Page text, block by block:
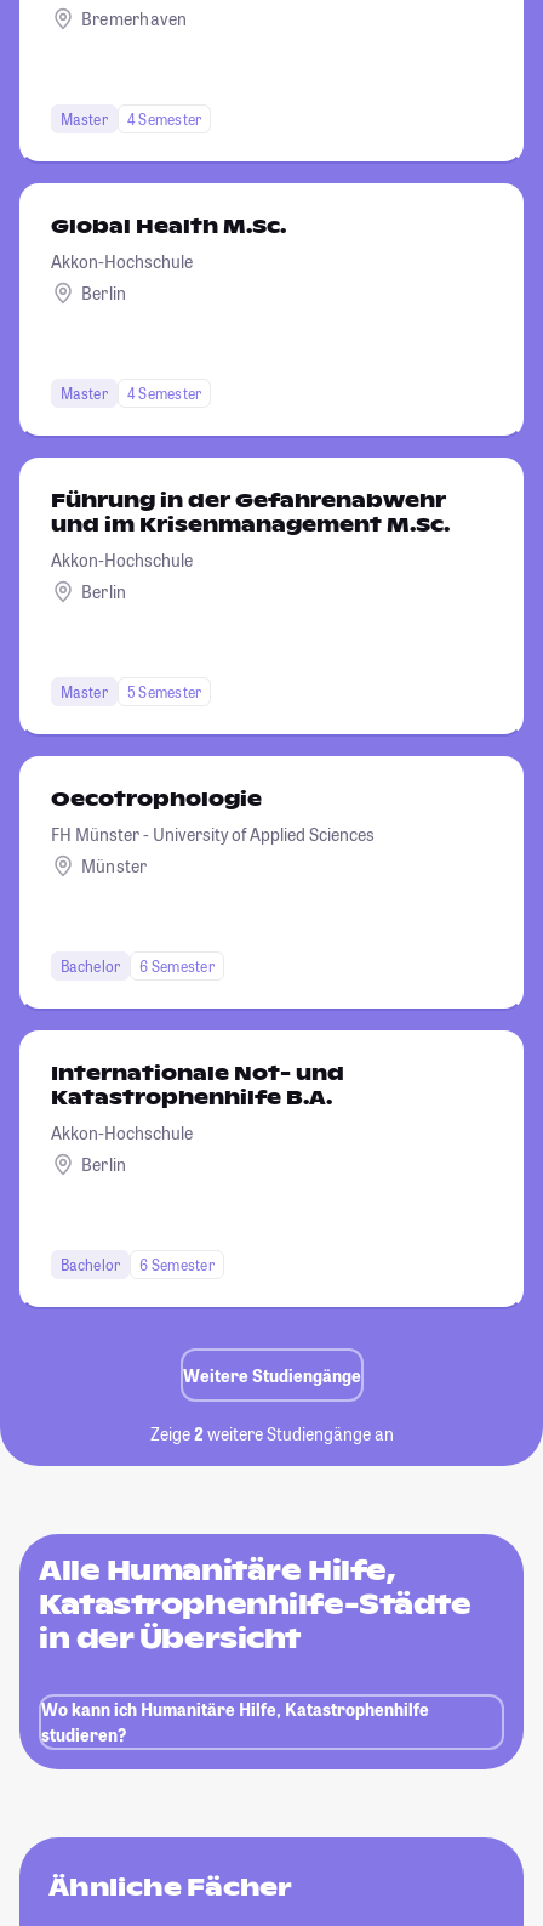
Bremerhaven
Master 4 Semester
Global Health M.Sc.
Akkon-Hochschule
Berlin
Master 4 Semester
Führung in der Gefahrenabwehr
und im Krisenmanagement M.Sc.
Akkon-Hochschule
Berlin
Master 5 Semester
Oecotrophologie
FH Münster - University of Applied Sciences
Münster
Bachelor 6 Semester
Internationale Not- und
Katastrophenhilfe B.A.
Akkon-Hochschule
Berlin
Bachelor 6 Semester
Weitere Studiengänge
Zeige2 weitere Studiengänge an
Alle Humanitäre Hilfe,
Katastrophenhilfe-Städte
in der Übersicht
Wo kann ich Humanitäre Hilfe, Katastrophenhilfe
studieren?
Ähnliche Fächer